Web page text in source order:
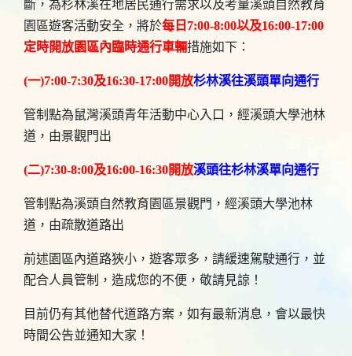
斷，為杉林溪在地居民通行需求以及考量溪頭自然教育
園區遊客活動安全，將於每日7:00-8:00以及16:00-17:00
定時開放園區內臨時通行車輛措施如下：
(一)7:00-7:30及16:30-17:00開放杉林溪往溪頭單向通行
管制點為鼠灣溪頭青年活動中心入口，經溪頭大學池林
道，由景觀門出
(二)7:30-8:00及16:00-16:30開放溪頭往杉林溪單向通行
管制點為溪頭自然教育園區景觀門，經溪頭大學池林
道，由疏散道路出
前述園區內道路狹小，遊客眾多，請緩速駕駛通行，並
配合人員管制，造成您的不便，敬請見諒！
目前仍有其他替代道路方案，如有最新消息，會以最快
時間公告並通知大家！